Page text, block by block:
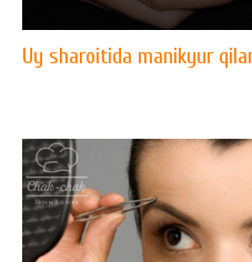
Uy sharoitida manikyur